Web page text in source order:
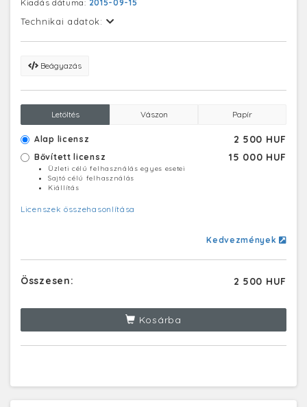
Kiadás dátuma: 2015-09-15
Technikai adatok:
Beágyazás
Letöltés Vászon Papír
Alap licensz 2 500 HUF
Bővített licensz 15 000 HUF
Üzleti célú felhasználás egyes esetei
Sajtó célú felhasználás
Kiállítás
Licenszek összehasonlítása
Kedvezmények
Összesen: 2 500 HUF
Kosárba